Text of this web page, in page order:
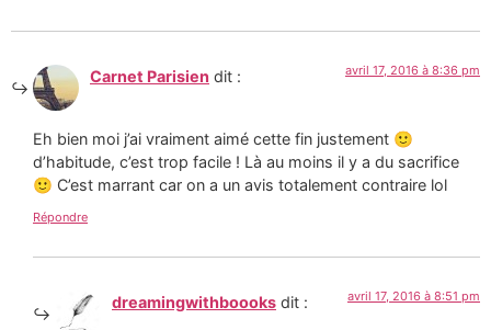
Carnet Parisien dit : avril 17, 2016 à 8:36 pm
Eh bien moi j’ai vraiment aimé cette fin justement 🙂
d’habitude, c’est trop facile ! Là au moins il y a du sacrifice
🙂 C’est marrant car on a un avis totalement contraire lol
Répondre
dreamingwithboooks dit : avril 17, 2016 à 8:51 pm